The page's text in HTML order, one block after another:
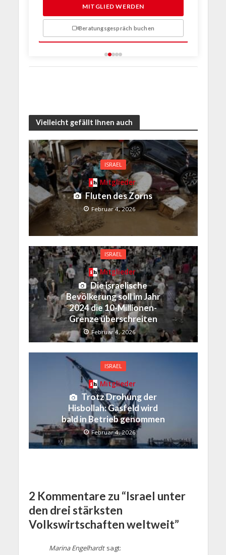
MITGLIED WERDEN
Beratungsgespräch buchen
Vielleicht gefällt Ihnen auch
ISRAEL
Mitglieder
Fluten des Zorns
Februar 4, 2026
ISRAEL
Mitglieder
Die israelische
Bevölkerung soll im Jahr
2024 die 10-Millionen-
Grenze überschreiten
Februar 4, 2026
ISRAEL
Mitglieder
Trotz Drohung der
Hisbollah: Gasfeld wird
bald in Betrieb genommen
Februar 4, 2026
2 Kommentare zu “Israel unter
den drei stärksten
Volkswirtschaften weltweit”
Marina Engelhardt sagt: